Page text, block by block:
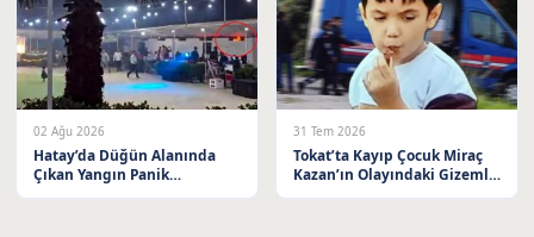
02 Ağu 2026
Hatay’da Düğün Alanında
Çıkan Yangın Panik
31 Tem 2026
Tokat’ta Kayıp Çocuk Miraç
Kazan’ın Olayındaki Gizemli